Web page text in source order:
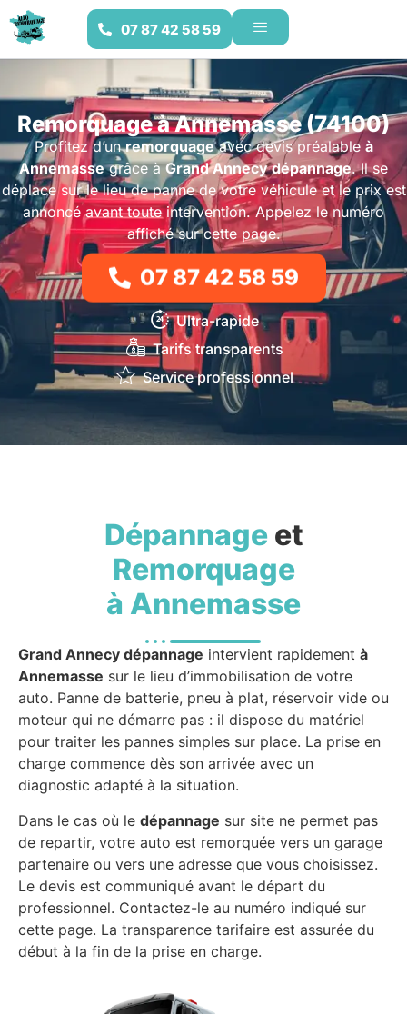
07 87 42 58 59
Remorquage à Annemasse (74100)
Profitez d’unremorquageavec devis préalable à
Annemassegrâce àGrand Annecy dépannage. Il se
déplace sur le lieu de panne de votre véhicule et le prix est
annoncé avant toute intervention. Appelez le numéro
affiché sur cette page.
07 87 42 58 59
Ultra-rapide
Tarifs transparents
Service professionnel
Dépannageet
Remorquage
à Annemasse
Grand Annecy dépannage intervient rapidement à
Annemasse sur le lieu d’immobilisation de votre
auto. Panne de batterie, pneu à plat, réservoir vide ou
moteur qui ne démarre pas : il dispose du matériel
pour traiter les pannes simples sur place. La prise en
charge commence dès son arrivée avec un
diagnostic adapté à la situation.
Dans le cas où le dépannage sur site ne permet pas
de repartir, votre auto est remorquée vers un garage
partenaire ou vers une adresse que vous choisissez.
Le devis est communiqué avant le départ du
professionnel. Contactez-le au numéro indiqué sur
cette page. La transparence tarifaire est assurée du
début à la fin de la prise en charge.